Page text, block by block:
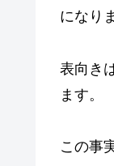
になり
表向き
ます。
この事